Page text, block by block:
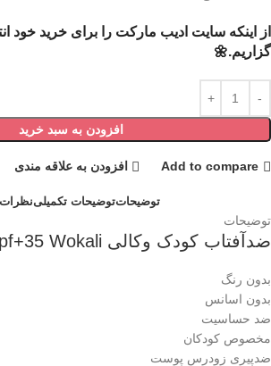
از اینکه سایت ادیب مارکت را برای خرید خود
گزاریم.🌼
افزودن به سبد خرید
Add to compare افزودن به علاقه مندی
توضیحاتتوضیحات تکمیلینظرات
توضیحات
ضدآفتاب کودک وکالی Spf+35 Wokali اصلی
بدون رنگ
بدون اسانس
ضد حساسیت
مخصوص کودکان
ضدپیری زودرس پوست